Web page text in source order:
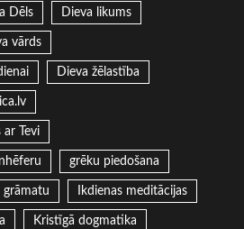
Dēls Dieva likums
vārds
Dieva žēlastība
ar Tevi
grēku piedošana
grāmatu Ikdienas meditācijas
Kristīgā dogmatika